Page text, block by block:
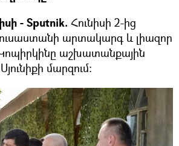
- Sputnik. Հունիսի 2-ից
արտակարգ և լիազոր
աշխատանքային
մարզում: